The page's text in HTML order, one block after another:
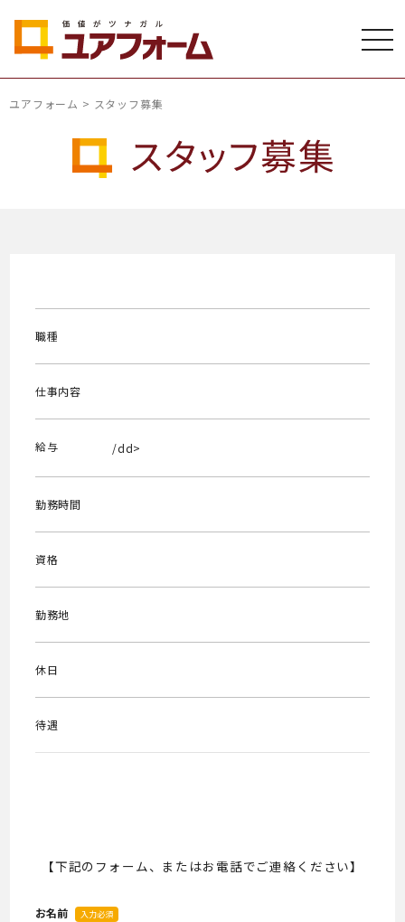
ユアフォーム > スタッフ募集
職種
仕事内容
給与 /dd>
勤務時間
資格
勤務地
休日
待遇
【下記のフォーム、またはお電話でご連絡ください】
お名前 入力必須